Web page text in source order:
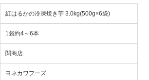
紅はるかの冷凍焼き芋 3.0kg(500g×6袋)
1袋約4～6本
関商店
ヨネカワフーズ